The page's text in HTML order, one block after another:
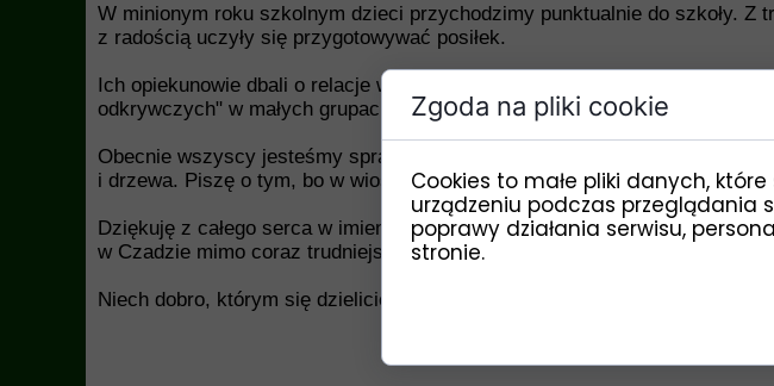
W minionym roku szkolnym dzieci przychodzimy punktualnie do szkoły. Z
z radością uczyły się przygotowywać posiłek.
Ich opiekunowie dbali o relacje w grupie poprzez organizowanie wspólnych
odkrywczych" w małych grupach na wioskę. Okazało się, że dzieci nie
Obecnie wszyscy jesteśmy spragnieni deszczu, aby m
i drzewa. Piszę o tym, bo w wiosce to najważniejszy temat - co będziemy
Dziękuję z całego serca w imieniu dzieci za Wasze, Drodzy Darczyńcy,
w Czadzie mimo coraz trudniejszych warunków w kraju. Zapewniam, że
Niech dobro, którym się dzielicie powraca do Was z mocą.
Pomoc jest
Zgoda na pliki cookie
Cookies to małe pliki danych,
urządzeniu podczas przeglądania
poprawy działania serwisu,
stronie.